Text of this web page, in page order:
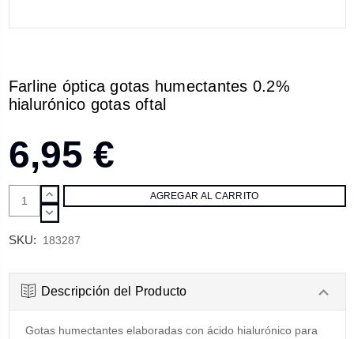
Farline óptica gotas humectantes 0.2%
hialurónico gotas oftal
6,95 €
AUMENTAR
CANTIDAD:
DISMINUIR
SKU: 183287
Descripción del Producto
Gotas humectantes elaboradas con ácido hialurónico para